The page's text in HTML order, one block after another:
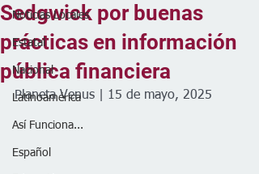
Noticias Locales
Estatal
Nacional
Latinoamérica
Así Funciona...
Español
Sedgwick por buenas
prácticas en información
pública financiera
Planeta Venus | 15 de mayo, 2025